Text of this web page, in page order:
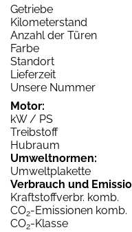
Getriebe
Kilometerstand
Anzahl der Türen
Farbe
Standort
Lieferzeit
Unsere Nummer
Motor:
kW / PS
Treibstoff
Hubraum
Umweltnormen:
Umweltplakette
Verbrauch und
Kraftstoffverbr. komb.
CO2-Emissionen komb.
CO2-Klasse